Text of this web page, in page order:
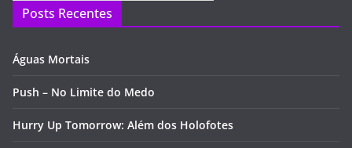
Posts Recentes
Águas Mortais
Push – No Limite do Medo
Hurry Up Tomorrow: Além dos Holofotes